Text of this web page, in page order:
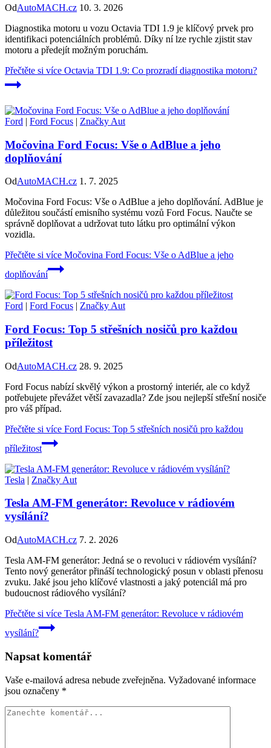
OdAutoMACH.cz 10. 3. 2026
Diagnostika motoru u vozu Octavia TDI 1.9 je klíčový prvek pro
identifikaci potenciálních problémů. Díky ní lze rychle zjistit stav
motoru a předejít možným poruchám.
Přečtěte si více Octavia TDI 1.9: Co prozradí diagnostika motoru?
Ford | Ford Focus | Značky Aut
Močovina Ford Focus: Vše o AdBlue a jeho
doplňování
OdAutoMACH.cz 1. 7. 2025
Močovina Ford Focus: Vše o AdBlue a jeho doplňování. AdBlue je
důležitou součástí emisního systému vozů Ford Focus. Naučte se
správně doplňovat a udržovat tuto látku pro optimální výkon
vozidla.
Přečtěte si více Močovina Ford Focus: Vše o AdBlue a jeho
doplňování
Ford | Ford Focus | Značky Aut
Ford Focus: Top 5 střešních nosičů pro každou
příležitost
OdAutoMACH.cz 28. 9. 2025
Ford Focus nabízí skvělý výkon a prostorný interiér, ale co když
potřebujete převážet větší zavazadla? Zde jsou nejlepší střešní nosiče
pro váš případ.
Přečtěte si více Ford Focus: Top 5 střešních nosičů pro každou
příležitost
Tesla | Značky Aut
Tesla AM-FM generátor: Revoluce v rádiovém
vysílání?
OdAutoMACH.cz 7. 2. 2026
Tesla AM-FM generátor: Jedná se o revoluci v rádiovém vysílání?
Tento nový generátor přináší technologický posun v oblasti přenosu
zvuku. Jaké jsou jeho klíčové vlastnosti a jaký potenciál má pro
budoucnost rádiového vysílání?
Přečtěte si více Tesla AM-FM generátor: Revoluce v rádiovém
vysílání?
Napsat komentář
Vaše e-mailová adresa nebude zveřejněna. Vyžadované informace
jsou označeny *